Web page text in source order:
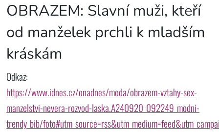
OBRAZEM: Slavní muži, kteří
od manželek prchli k mladším
kráskám
Odkaz:
https://www.idnes.cz/onadnes/moda/obrazem-vztahy-sex-
manzelstvi-nevera-rozvod-laska.A240920_092249_modni-
trendy_bib/